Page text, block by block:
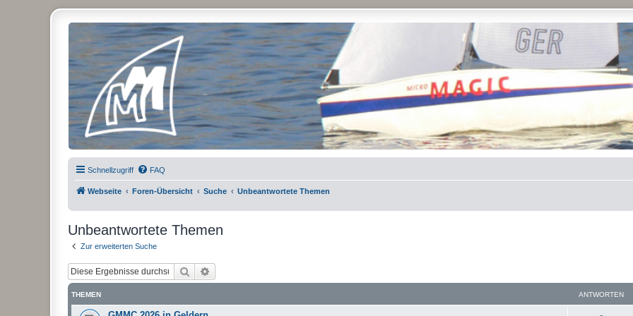
Micro Magic Forum Deutschland
Schnellzugriff FAQ
Webseite Foren-Übersicht Suche Unbeantwortete Themen
Unbeantwortete Themen
Zur erweiterten Suche
Suche
THEMEN ANTWORTEN